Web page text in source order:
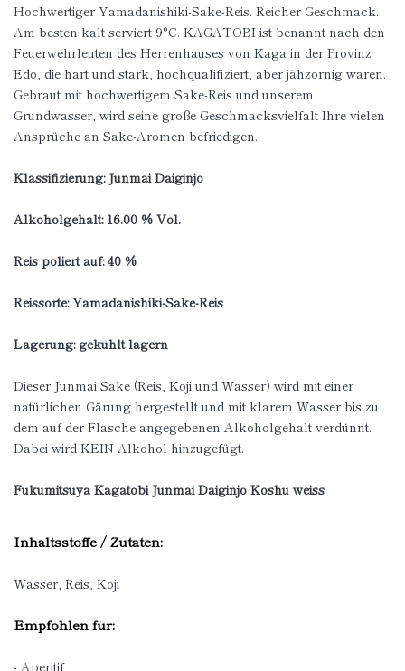
Hochwertiger Yamadanishiki-Sake-Reis. Reicher Geschmack.
Am besten kalt serviert 9°C. KAGATOBI ist benannt nach den
Feuerwehrleuten des Herrenhauses von Kaga in der Provinz
Edo, die hart und stark, hochqualifiziert, aber jähzornig waren.
Gebraut mit hochwertigem Sake-Reis und unserem
Grundwasser, wird seine große Geschmacksvielfalt Ihre vielen
Ansprüche an Sake-Aromen befriedigen.
Klassifizierung: Junmai Daiginjo
Alkoholgehalt: 16.00 % Vol.
Reis poliert auf: 40 %
Reissorte: Yamadanishiki-Sake-Reis
Lagerung: gekühlt lagern
Dieser Junmai Sake (Reis, Koji und Wasser) wird mit einer
natürlichen Gärung hergestellt und mit klarem Wasser bis zu
dem auf der Flasche angegebenen Alkoholgehalt verdünnt.
Dabei wird KEIN Alkohol hinzugefügt.
Fukumitsuya Kagatobi Junmai Daiginjo Koshu weiss
Inhaltsstoffe / Zutaten:
Wasser, Reis, Koji
Empfohlen für:
- Aperitif